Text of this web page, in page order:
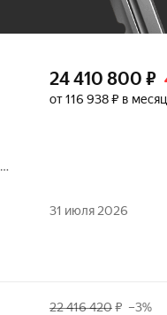
24 410 800 ₽
от 116 938 ₽ в месяц
31 июля 2026
22 416 420₽ –3%